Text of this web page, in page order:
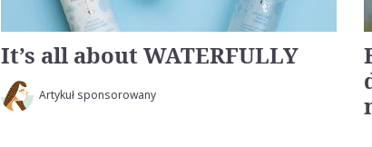
It’s all about WATERFULLY
Artykuł sponsorowany